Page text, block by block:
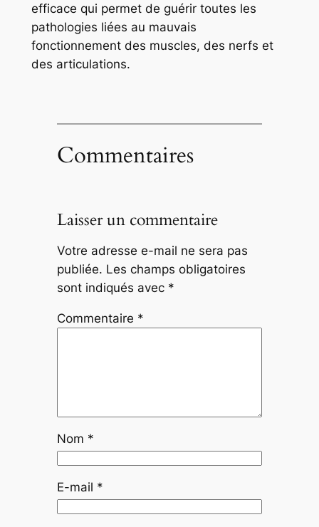
efficace qui permet de guérir toutes les
pathologies liées au mauvais
fonctionnement des muscles, des nerfs et
des articulations.
Commentaires
Laisser un commentaire
Votre adresse e-mail ne sera pas
publiée. Les champs obligatoires
sont indiqués avec *
Commentaire *
Nom *
E-mail *